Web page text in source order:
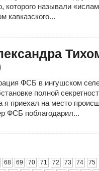
которого называли
кавказского...
ФСБ в ингушском
полной
я приехал на место
ФСБ поблагодарил...
68 69 70 71 72 73 74
75